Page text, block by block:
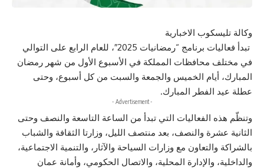
وكالة تليسكوب الاخبارية
تبدأ فعاليات برنامج “رمضانيات 2025″، للعام الرابع على التوالي
في مختلف محافظات المملكة في الأسبوع الأول من شهر رمضان
المبارك، أيام الخميس والجمعة والسبت من كل أسبوع، وحتى
عطلة عيد الفطر المبارك.
- Advertisement -
وتنظّم هذه الفعاليات التي تبدأ من الساعة التاسعة والنصف وحتى
الثانية عشرة والنصف، بعد منتصف الليل، وزارتا الثقافة والشباب
بالشراكة والتعاون مع وزارات السياحة والآثار، والتنمية الاجتماعية،
والداخلية، والإدارة المحلية، والاتصال الحكومي، وأمانة عمان